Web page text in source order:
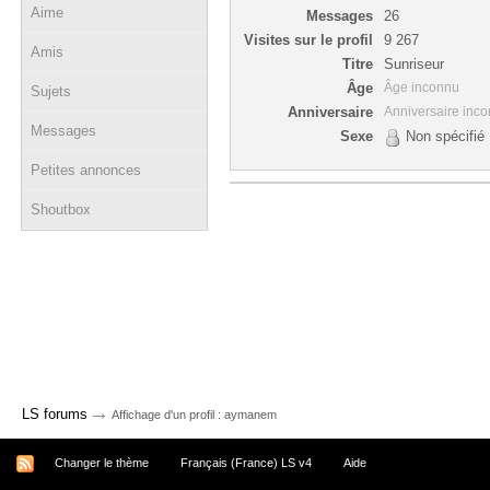
Aime
Amis
Sujets
Messages
Petites annonces
Shoutbox
Messages
26
Visites sur le profil
9 267
Titre
Sunriseur
Âge
Âge inconnu
Anniversaire Anniversaire
Sexe Non spécifié
LS forums → Affichage d'un profil : aymanem
Changer le thème Français (France) LS v4 Aide